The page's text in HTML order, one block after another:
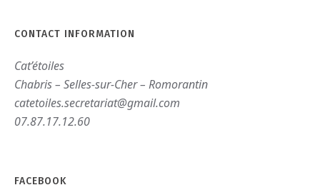
CONTACT INFORMATION
Cat’étoiles
Chabris – Selles-sur-Cher – Romorantin
catetoiles.secretariat@gmail.com
07.87.17.12.60
FACEBOOK